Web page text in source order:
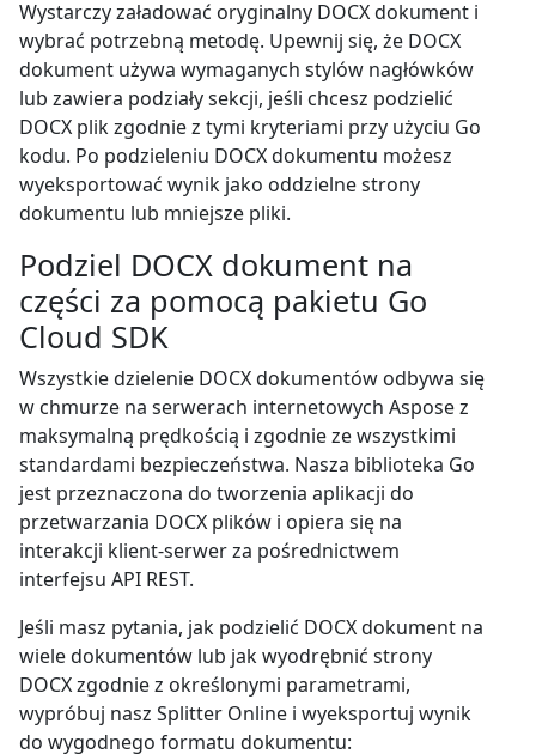
Wystarczy załadować oryginalny DOCX dokument i
wybrać potrzebną metodę. Upewnij się, że DOCX
dokument używa wymaganych stylów nagłówków
lub zawiera podziały sekcji, jeśli chcesz podzielić
DOCX plik zgodnie z tymi kryteriami przy użyciu Go
kodu. Po podzieleniu DOCX dokumentu możesz
wyeksportować wynik jako oddzielne strony
dokumentu lub mniejsze pliki.
Podziel DOCX dokument na
części za pomocą pakietu Go
Cloud SDK
Wszystkie dzielenie DOCX dokumentów odbywa się
w chmurze na serwerach internetowych Aspose z
maksymalną prędkością i zgodnie ze wszystkimi
standardami bezpieczeństwa. Nasza biblioteka Go
jest przeznaczona do tworzenia aplikacji do
przetwarzania DOCX plików i opiera się na
interakcji klient-serwer za pośrednictwem
interfejsu API REST.
Jeśli masz pytania, jak podzielić DOCX dokument na
wiele dokumentów lub jak wyodrębnić strony
DOCX zgodnie z określonymi parametrami,
wypróbuj nasz Splitter Online i wyeksportuj wynik
do wygodnego formatu dokumentu: